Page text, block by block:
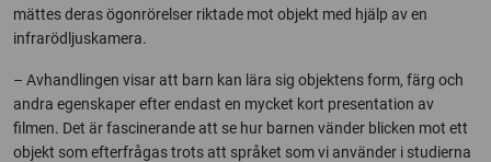
mättes deras ögonrörelser riktade mot objekt med hjälp av en
infrarödljuskamera.
– Avhandlingen visar att barn kan lära sig objektens form, färg och
andra egenskaper efter endast en mycket kort presentation av
filmen. Det är fascinerande att se hur barnen vänder blicken mot ett
objekt som efterfrågas trots att språket som vi använder i studierna